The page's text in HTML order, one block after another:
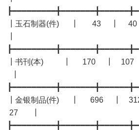
┃玉石制器(件) ┃ 43
┃书刊(本) ┃ 170 ┃
┃金银制品(件) ┃ 696 ┃
27 ┃